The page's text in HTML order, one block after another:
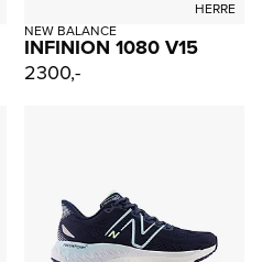
HERRE
NEW BALANCE
INFINION 1080 V15
2300,-